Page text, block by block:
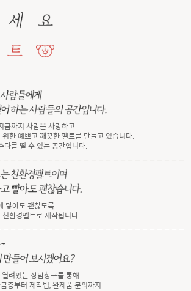
금까지 사람을 사랑하고
한 예쁘고 깨끗한 펠트를 만들고 있습니다.
다를 떨 수 있는 공간입니다.
닿아도 괜찮도록
환경펠트로 제작됩니다.
려있는 상담창구를 통해
증부터 제작법, 완제품 문의까지